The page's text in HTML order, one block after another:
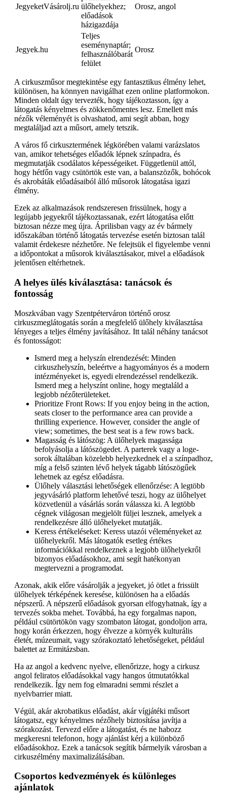
JegyeketVásárolj.ru ülőhelyekhez;
előadások
házigazdája
Orosz, angol
Jegyek.hu
Teljes
eseménynaptár;
felhasználóbarát
felület
Orosz
A cirkuszműsor megtekintése egy fantasztikus élmény lehet,
különösen, ha könnyen navigálhat ezen online platformokon.
Minden oldalt úgy tervezték, hogy tájékoztasson, így a
látogatás kényelmes és zökkenőmentes lesz. Emellett más
nézők véleményét is olvashatod, ami segít abban, hogy
megtaláljad azt a műsort, amely tetszik.
A város fő cirkusztermének légkörében valami varázslatos
van, amikor tehetséges előadók lépnek színpadra, és
megmutatják csodálatos képességeiket. Függetlenül attól,
hogy hétfőn vagy csütörtök este van, a balanszözők, bohócok
és akrobáták előadásaiból álló műsorok látogatása igazi
élmény.
Ezek az alkalmazások rendszeresen frissülnek, hogy a
legújabb jegyekről tájékoztassanak, ezért látogatása előtt
biztosan nézze meg újra. Áprilisban vagy az év bármely
időszakában történő látogatás tervezése esetén biztosan talál
valamit érdekesre nézhetőre. Ne felejtsük el figyelembe venni
a időpontokat a műsorok kiválasztásakor, mivel a előadások
jelentősen eltérhetnek.
A helyes ülés kiválasztása: tanácsok és
fontosság
Moszkvában vagy Szentpéterváron történő orosz
cirkuszmeglátogatás során a megfelelő ülőhely kiválasztása
lényeges a teljes élmény javításához. Itt talál néhány tanácsot
és fontosságot:
Ismerd meg a helyszín elrendezését: Minden
cirkuszhelyszín, beleértve a hagyományos és a modern
intézményeket is, egyedi elrendezéssel rendelkezik.
Ismerd meg a helyszínt online, hogy megtaláld a
legjobb nézőterületeket.
Prioritize Front Rows: If you enjoy being in the action,
seats closer to the performance area can provide a
thrilling experience. However, consider the angle of
view; sometimes, the best seat is a few rows back.
Magasság és látószög: A ülőhelyek magassága
befolyásolja a látószögedet. A parterek vagy a loge-
sorok általában közelebb helyezkednek el a színpadhoz,
míg a felső szinten lévő helyek tágabb látószögűek
lehetnek az egész előadásra.
Ülőhely választási lehetőségek ellenőrzése: A legtöbb
jegyvásárló platform lehetővé teszi, hogy az ülőhelyet
közvetlenül a vásárlás során válassza ki. A legtöbb
cégnek világosan megjelölt füljei lesznek, amelyek a
rendelkezésre álló ülőhelyeket mutatják.
Keress értékeléseket: Keress utazói véleményeket az
ülőhelyekről. Más látogatók esetleg értékes
információkkal rendelkeznek a legjobb ülőhelyekről
bizonyos előadásokhoz, ami segít hatékonyan
megtervezni a programodat.
Azonak, akik előre vásárolják a jegyeket, jó ötlet a frissült
ülőhelyek térképének keresése, különösen ha a előadás
népszerű. A népszerű előadások gyorsan elfogyhatnak, így a
tervezés sokba mehet. Továbbá, ha egy forgalmas napon,
például csütörtökön vagy szombaton látogat, gondoljon arra,
hogy korán érkezzen, hogy élvezze a környék kulturális
életét, múzeumait, vagy szórakoztató lehetőségeket, például
balettet az Ermitázsban.
Ha az angol a kedvenc nyelve, ellenőrizze, hogy a cirkusz
angol feliratos előadásokkal vagy hangos útmutatókkal
rendelkezik. Így nem fog elmaradni semmi részlet a
nyelvbarrier miatt.
Végül, akár akrobatikus előadást, akár vígjátéki műsort
látogatsz, egy kényelmes nézőhely biztosítása javítja a
szórakozást. Tervezd előre a látogatást, és ne habozz
megkeresni telefonon, hogy ajánlást kérj a különböző
előadásokhoz. Ezek a tanácsok segítik bármelyik városban a
cirkuszélmény maximalizálásában.
Csoportos kedvezmények és különleges
ajánlatok